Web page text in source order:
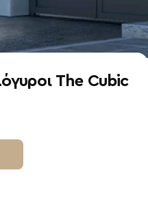
The Cubic